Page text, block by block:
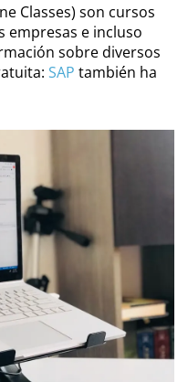
Classes) son cursos
empresas e incluso
sobre diversos
SAP también ha